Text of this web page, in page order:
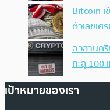
Bitcoin เ
ตัวเลขเ
อวสานค
ทะลุ 100
เป้าหมายของเรา